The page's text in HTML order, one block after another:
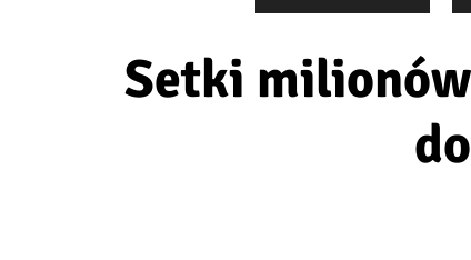
Setki